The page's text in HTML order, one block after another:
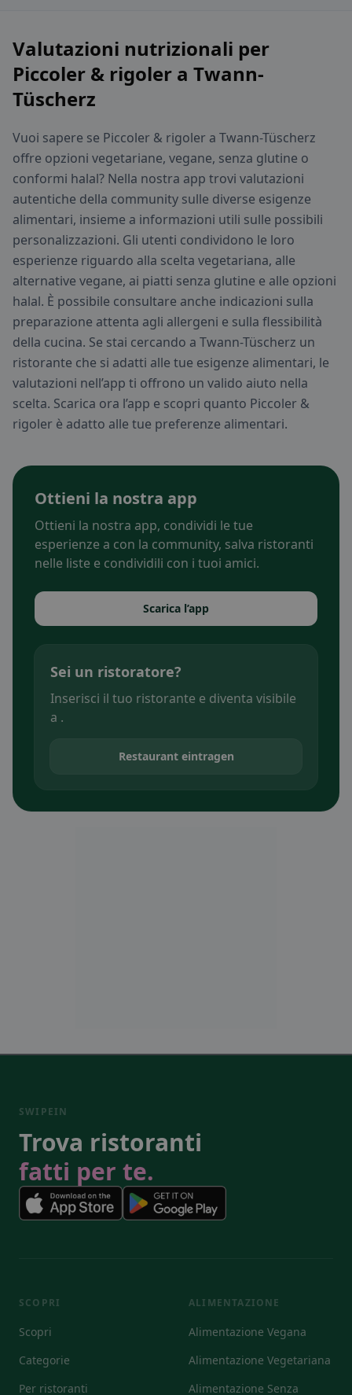
Valutazioni nutrizionali per
Piccoler & rigoler a Twann-
Tüscherz
Vuoi sapere se Piccoler & rigoler a Twann-Tüscherz
offre opzioni vegetariane, vegane, senza glutine o
conformi halal? Nella nostra app trovi valutazioni
autentiche della community sulle diverse esigenze
alimentari, insieme a informazioni utili sulle possibili
personalizzazioni. Gli utenti condividono le loro
esperienze riguardo alla scelta vegetariana, alle
alternative vegane, ai piatti senza glutine e alle opzioni
halal. È possibile consultare anche indicazioni sulla
preparazione attenta agli allergeni e sulla flessibilità
della cucina. Se stai cercando a Twann-Tüscherz un
ristorante che si adatti alle tue esigenze alimentari, le
valutazioni nell’app ti offrono un valido aiuto nella
scelta. Scarica ora l’app e scopri quanto Piccoler &
rigoler è adatto alle tue preferenze alimentari.
Ottieni la nostra app
Ottieni la nostra app, condividi le tue
esperienze a con la community, salva ristoranti
nelle liste e condividili con i tuoi amici.
Scarica l’app
Sei un ristoratore?
Inserisci il tuo ristorante e diventa visibile
a .
Restaurant eintragen
SWIPEIN
Trova ristoranti
fatti per te.
SCOPRI
Scopri
Categorie
Per ristoranti
ALIMENTAZIONE
Alimentazione Vegana
Alimentazione Vegetariana
Alimentazione Senza